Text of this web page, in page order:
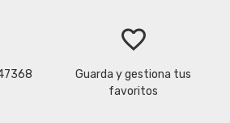
favorite_border
Guarda y gestiona tus
favoritos